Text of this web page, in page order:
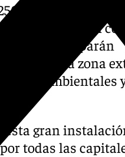
metros
virtual, así
que participarán
con una zona
medioambientales
esta gran
todas las